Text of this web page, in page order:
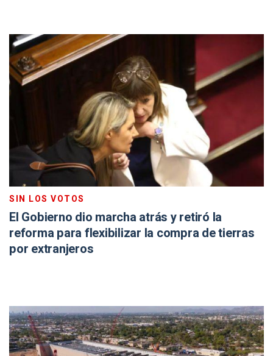
SIN LOS VOTOS
El Gobierno dio marcha atrás y retiró la
reforma para flexibilizar la compra de tierras
por extranjeros